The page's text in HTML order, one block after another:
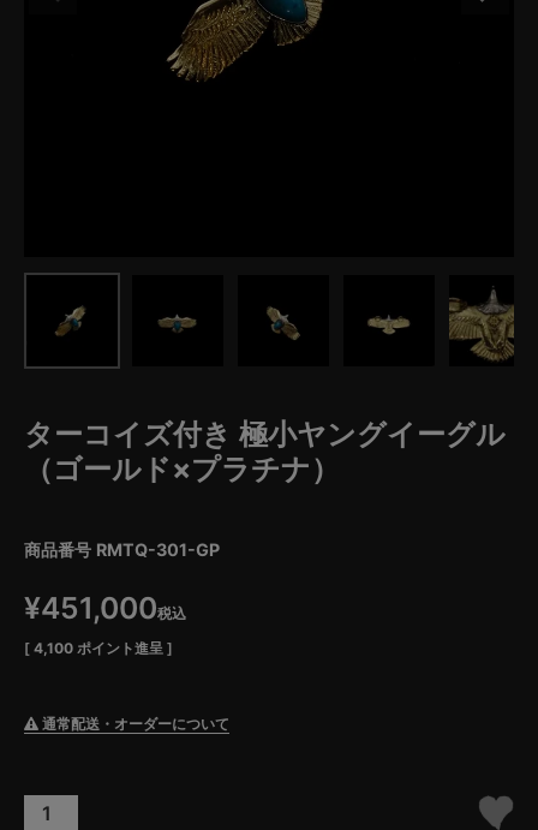
ターコイズ付き 極小ヤングイーグル
（ゴールド×プラチナ）
商品番号 RMTQ-301-GP
¥451,000税込
[ 4,100 ポイント進呈 ]
通常配送・オーダーについて